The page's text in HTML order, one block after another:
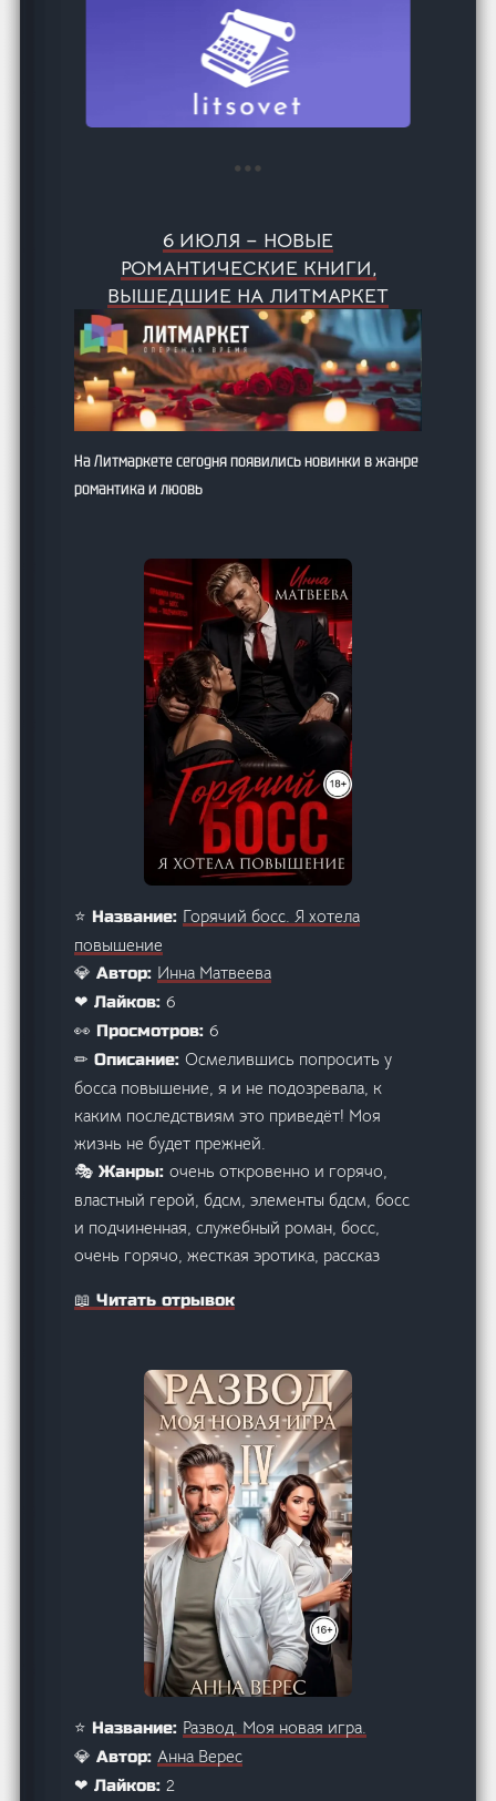
6 ИЮЛЯ – НОВЫЕ
РОМАНТИЧЕСКИЕ КНИГИ,
ВЫШЕДШИЕ НА ЛИТМАРКЕТ
На Литмаркете сегодня появились новинки в жанре
романтика и люовь
⭐ Название: Горячий босс. Я хотела
повышение
💎 Автор: Инна Матвеева
❤ Лайков:6
👀 Просмотров:6
✏ Описание:Осмелившись попросить у
босса повышение, я и не подозревала, к
каким последствиям это приведёт! Моя
жизнь не будет прежней.
🎭 Жанры:очень откровенно и горячо,
властный герой, бдсм, элементы бдсм, босс
и подчиненная, служебный роман, босс,
очень горячо, жесткая эротика, рассказ
📖 Читать отрывок
⭐ Название: Развод. Моя новая игра.
💎 Автор:Анна Верес
❤ Лайков:2